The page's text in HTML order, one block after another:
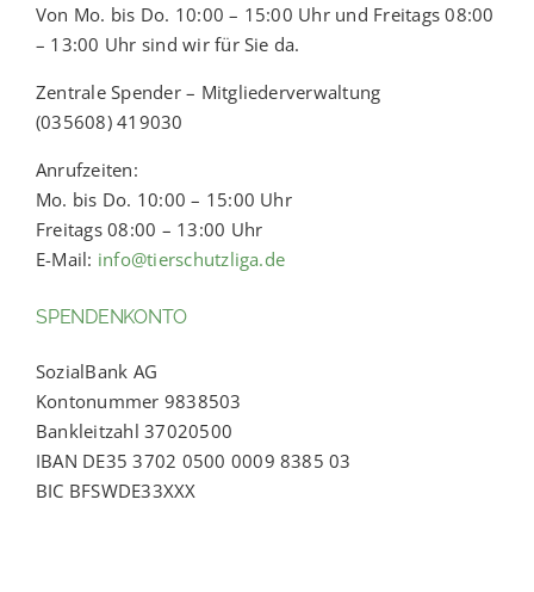
Von Mo. bis Do. 10:00 – 15:00 Uhr und Freitags 08:00
– 13:00 Uhr sind wir für Sie da.
Zentrale Spender – Mitgliederverwaltung
(035608) 419030
Anrufzeiten:
Mo. bis Do. 10:00 – 15:00 Uhr
Freitags 08:00 – 13:00 Uhr
E-Mail: info@tierschutzliga.de
SPENDENKONTO
SozialBank AG
Kontonummer 9838503
Bankleitzahl 37020500
IBAN DE35 3702 0500 0009 8385 03
BIC BFSWDE33XXX